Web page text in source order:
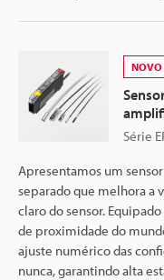
NOVO
Série
Apresentamos um
separado que melhora
claro do sensor.
de proximidade do
ajuste numérico das
nunca, garantindo alta